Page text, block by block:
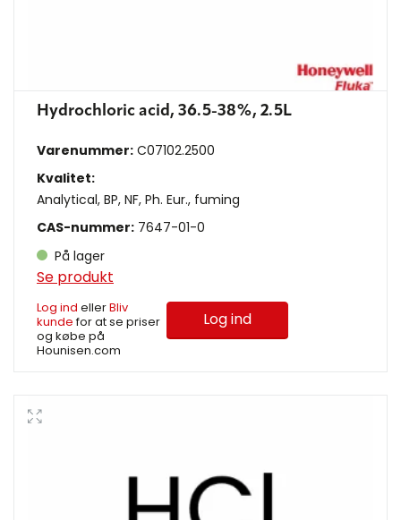
Hydrochloric acid, 36.5-38%, 2.5L
Varenummer: C07102.2500
Kvalitet:
Analytical, BP, NF, Ph. Eur., fuming
CAS-nummer: 7647-01-0
På lager
Se produkt
Log ind ellerBliv
kundefor at se priser
og købe på
Hounisen.com
Log ind